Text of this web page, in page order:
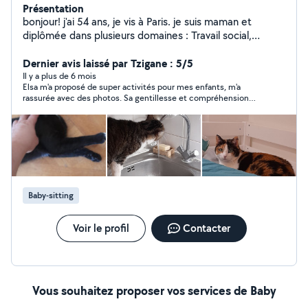
Présentation
bonjour! j'ai 54 ans, je vis à Paris. je suis maman et
diplômée dans plusieurs domaines : Travail social,
l'expérience avec les enfants ; Gardes d'enfants
régulières ou occasionnelles avec plaisir ! À titre
personnel j'aime beaucoup les animaux, j'ai un chat; Je
suis disponible uniquement pour visiter votre animal, car
notre Miss a du mal à partager son espace ;-) Je suis
non-fumeuse, brevet de secourisme passé tous les 5
ans, formation DAE. Attention :Je ne suis plus abonnée
premier, je ne peux donc pas vous répondre si vous
Dernier avis laissé par Tzigane : 5/5
Il y a plus de 6 mois
Elsa m'a proposé de super activités pour mes enfants, m'a
rassurée avec des photos. Sa gentillesse et compréhension
merci Elsa et à bientôt!
Baby-sitting
Voir le profil Contacter
Vous souhaitez proposer vos services de Baby